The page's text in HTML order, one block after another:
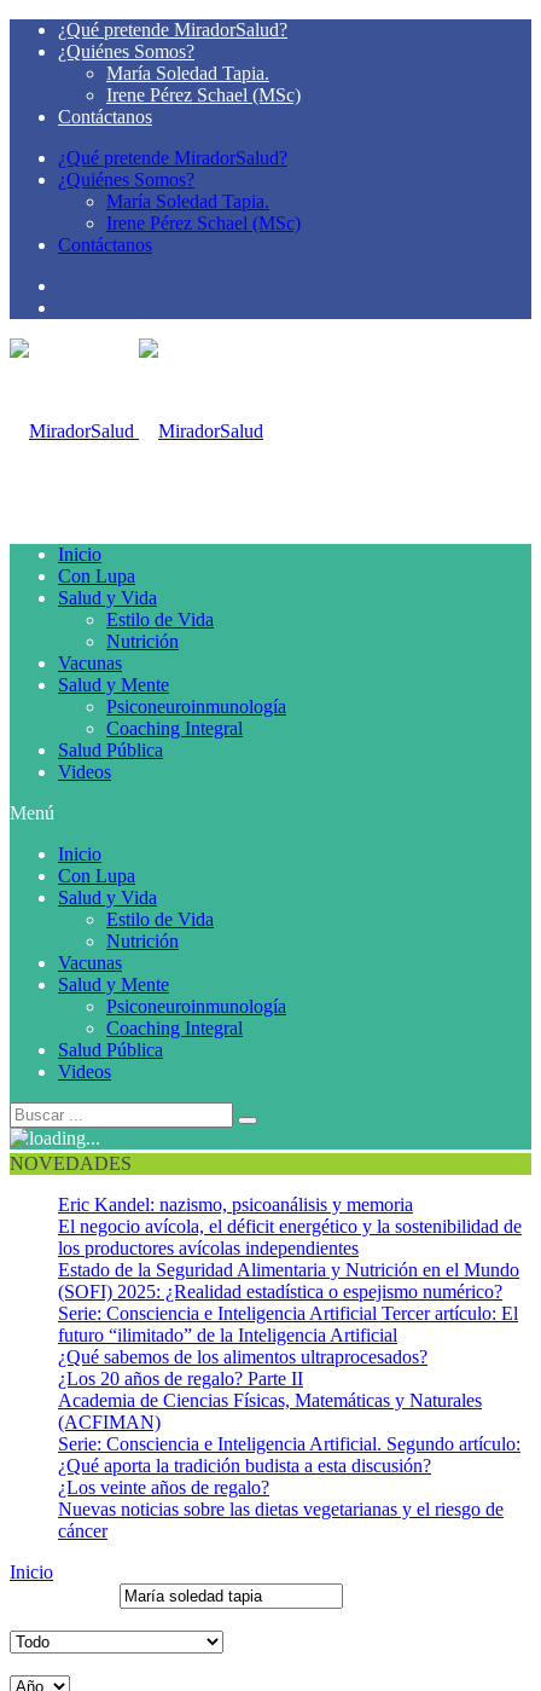
¿Qué pretende MiradorSalud?
¿Quiénes Somos?
María Soledad Tapia.
Irene Pérez Schael (MSc)
Contáctanos
¿Qué pretende MiradorSalud?
¿Quiénes Somos?
María Soledad Tapia.
Irene Pérez Schael (MSc)
Contáctanos
Inicio
Con Lupa
Salud y Vida
Estilo de Vida
Nutrición
Vacunas
Salud y Mente
Psiconeuroinmunología
Coaching Integral
Salud Pública
Videos
Menú
Inicio
Con Lupa
Salud y Vida
Estilo de Vida
Nutrición
Vacunas
Salud y Mente
Psiconeuroinmunología
Coaching Integral
Salud Pública
Videos
NOVEDADES
Eric Kandel: nazismo, psicoanálisis y memoria
El negocio avícola, el déficit energético y la sostenibilidad de
los productores avícolas independientes
Estado de la Seguridad Alimentaria y Nutrición en el Mundo
(SOFI) 2025: ¿Realidad estadística o espejismo numérico?
Serie: Consciencia e Inteligencia Artificial Tercer artículo: El
futuro “ilimitado” de la Inteligencia Artificial
¿Qué sabemos de los alimentos ultraprocesados?
¿Los 20 años de regalo? Parte II
Academia de Ciencias Físicas, Matemáticas y Naturales
(ACFIMAN)
Serie: Consciencia e Inteligencia Artificial. Segundo artículo:
¿Qué aporta la tradición budista a esta discusión?
¿Los veinte años de regalo?
Nuevas noticias sobre las dietas vegetarianas y el riesgo de
cáncer
Inicio